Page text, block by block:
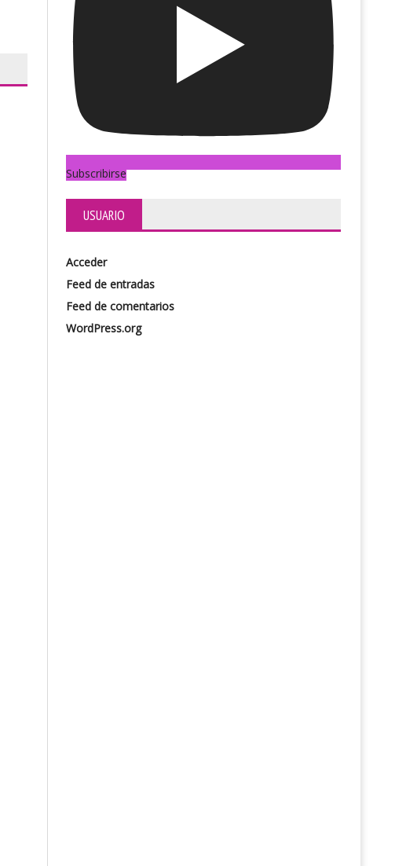
Subscribirse
USUARIO
Acceder
Feed de entradas
Feed de comentarios
WordPress.org